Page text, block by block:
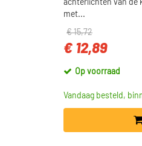
achterlichten van de
met...
€ 15,72
€ 12,89
Op voorraad
Vandaag besteld,